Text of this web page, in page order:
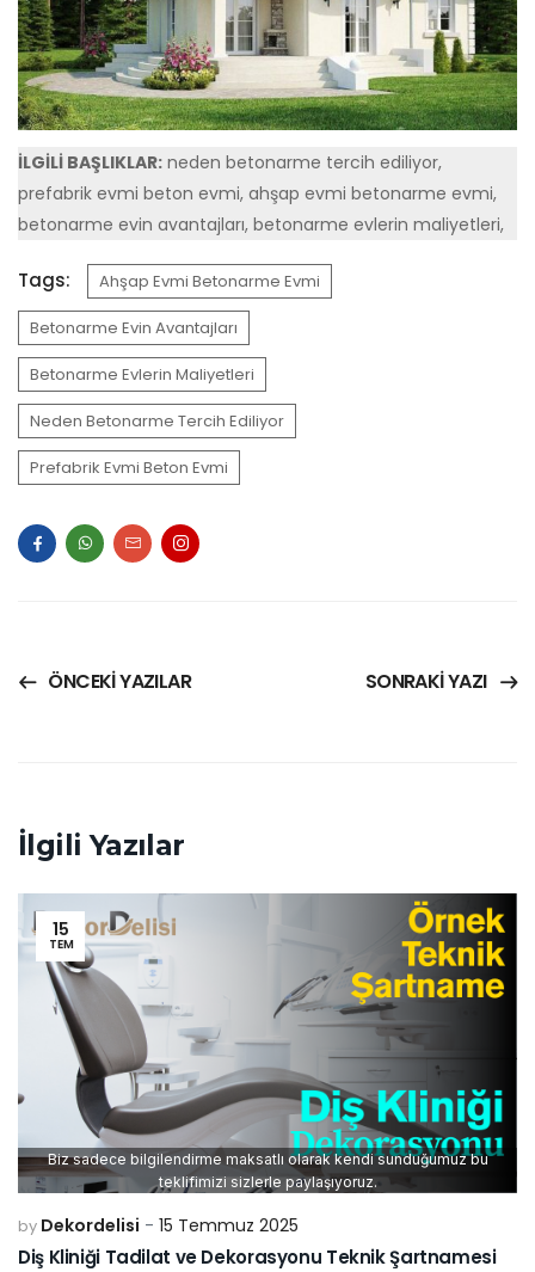
İLGİLİ BAŞLIKLAR: neden betonarme tercih ediliyor,
prefabrik evmi beton evmi, ahşap evmi betonarme evmi,
betonarme evin avantajları, betonarme evlerin maliyetleri,
Tags: Ahşap Evmi Betonarme Evmi
Betonarme Evin Avantajları
Betonarme Evlerin Maliyetleri
Neden Betonarme Tercih Ediliyor
Prefabrik Evmi Beton Evmi
ÖNCEKI YAZILAR SONRAKI YAZI
İlgili Yazılar
15
TEM
Biz sadece bilgilendirme maksatlı olarak kendi sunduğumuz bu
teklifimizi sizlerle paylaşıyoruz.
by Dekordelisi 15 Temmuz 2025
Diş Kliniği Tadilat ve Dekorasyonu Teknik Şartnamesi